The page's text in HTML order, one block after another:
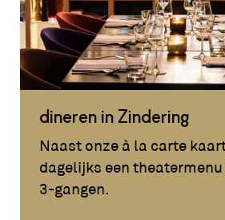
dineren in Zindering
Naast onze à la carte
dagelijks een
3-gangen.